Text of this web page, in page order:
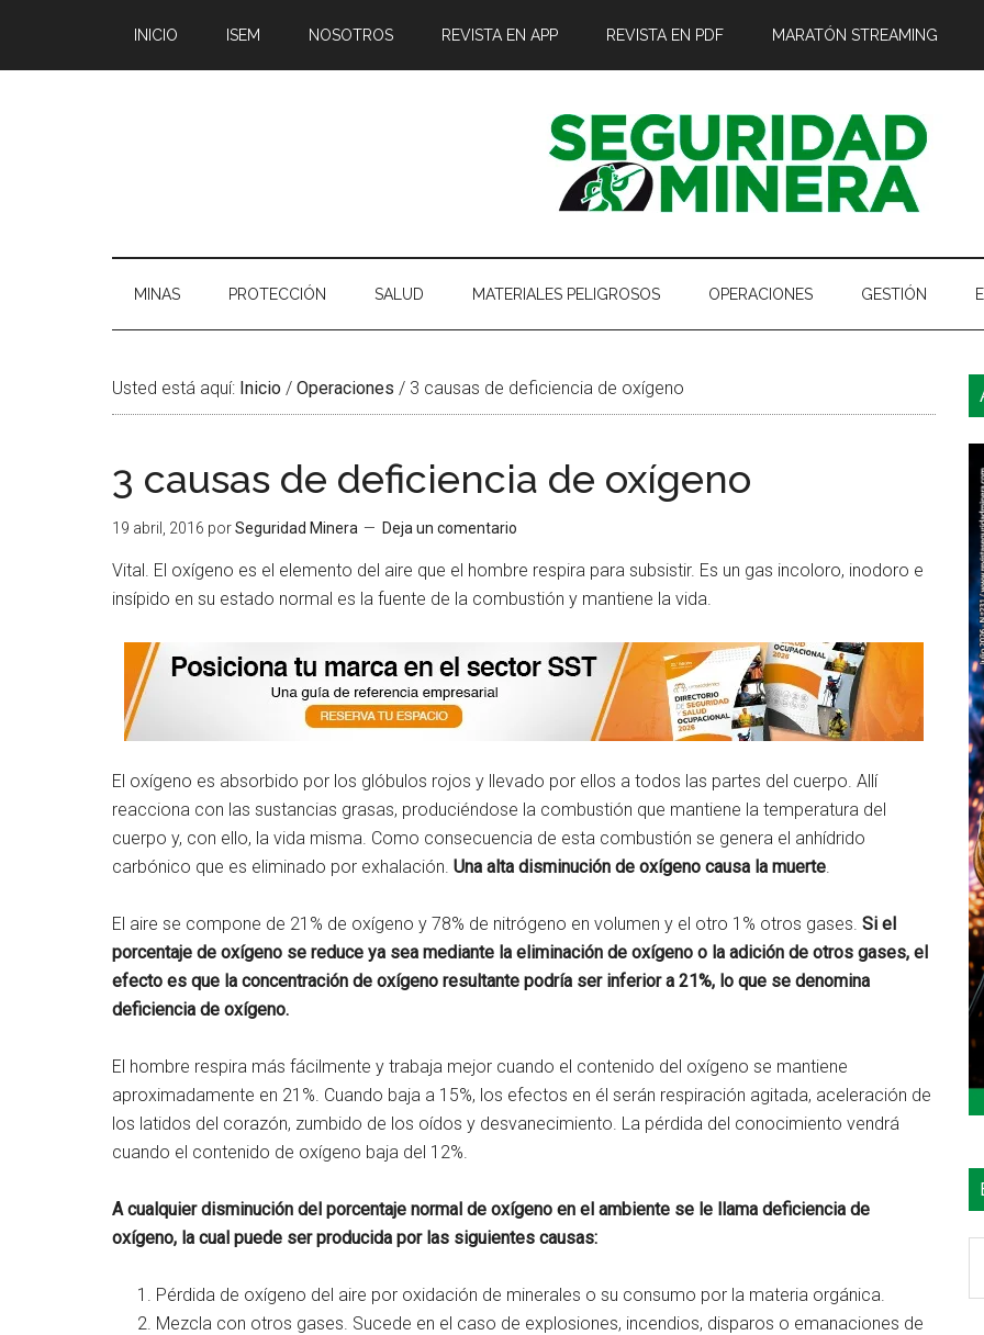
contenido
secondary
la
pie
INICIO ISEM NOSOTROS REVISTA EN APP REVISTA EN PDF MARATÓN STREAMING
MINAS PROTECCIÓN SALUD MATERIALES PELIGROSOS OPERACIONES GESTIÓN
Usted está aquí: Inicio / Operaciones / 3 causas de deficiencia de oxígeno
3 causas de deficiencia de oxígeno
19 abril, 2016 porSeguridad Minera Deja un comentario
Vital. El oxígeno es el elemento del aire que el hombre respira para subsistir. Es un gas incoloro, inodoro e
insípido en su estado normal es la fuente de la combustión y mantiene la vida.
El oxígeno es absorbido por los glóbulos rojos y llevado por ellos a todos las partes del cuerpo. Allí
reacciona con las sustancias grasas, produciéndose la combustión que mantiene la temperatura del
cuerpo y, con ello, la vida misma. Como consecuencia de esta combustión se genera el anhídrido
carbónico que es eliminado por exhalación. Una alta disminución de oxígeno causa la muerte.
El aire se compone de 21% de oxígeno y 78% de nitrógeno en volumen y el otro 1% otros gases. Si el
porcentaje de oxígeno se reduce ya sea mediante la eliminación de oxígeno o la adición de otros gases, el
efecto es que la concentración de oxígeno resultante podría ser inferior a 21%, lo que se denomina
deficiencia de oxígeno.
El hombre respira más fácilmente y trabaja mejor cuando el contenido del oxígeno se mantiene
aproximadamente en 21%. Cuando baja a 15%, los efectos en él serán respiración agitada, aceleración de
los latidos del corazón, zumbido de los oídos y desvanecimiento. La pérdida del conocimiento vendrá
cuando el contenido de oxígeno baja del 12%.
A cualquier disminución del porcentaje normal de oxígeno en el ambiente se le llama deficiencia de
oxígeno, la cual puede ser producida por las siguientes causas:
Pérdida de oxígeno del aire por oxidación de minerales o su consumo por la materia orgánica.
Mezcla con otros gases. Sucede en el caso de explosiones, incendios, disparos o emanaciones de